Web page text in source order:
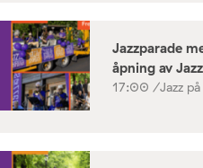
Jazzparade
åpning av
17:00 /Jazz